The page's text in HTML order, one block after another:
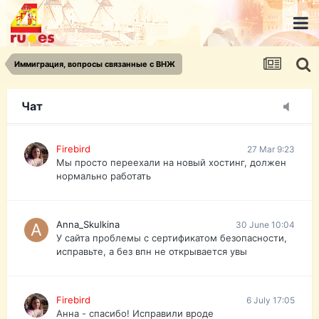
Иммиграция, вопросы связанные с ВНЖ
Чат
urist.dokument@gmail.com
https://pasport-ua.com/
Телеграмм @uristpassua
Firebird
Друзья - из России без VPN сайт и форум
Firebird 27 Mar 9:23
Мы просто переехали на новый хостинг, должен
нормально работать
Anna_Skulkina 30 June 10:04
У сайта проблемы с сертификатом безопасности,
исправьте, а без впн не открывается увы
Firebird 6 July 17:05
Анна - спасибо! Исправили вроде